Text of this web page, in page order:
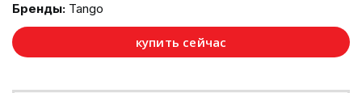
Бренды: Tango
купить сейчас